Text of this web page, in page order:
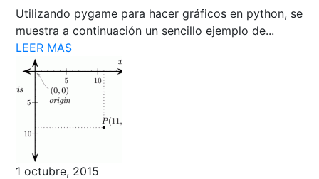
Utilizando pygame para hacer gráficos en python, se
muestra a continuación un sencillo ejemplo de...
LEER MAS
1 octubre, 2015